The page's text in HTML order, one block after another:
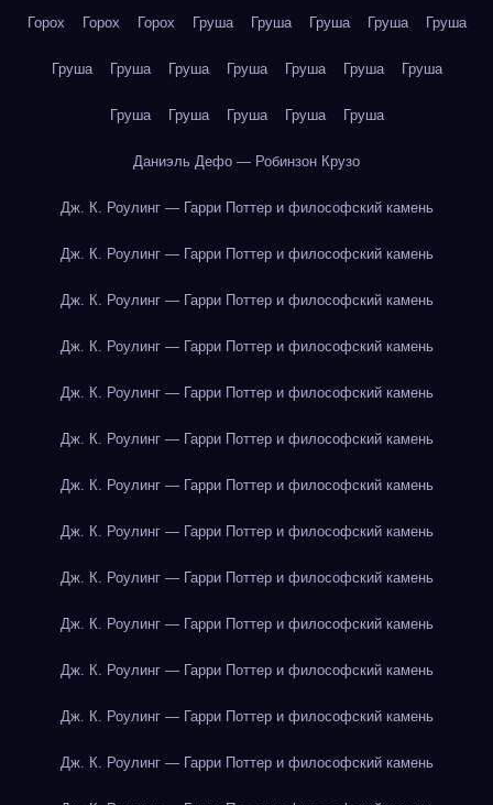
Горох Горох Горох Груша Груша Груша Груша Груша
Груша Груша Груша Груша Груша Груша Груша
Груша Груша Груша Груша Груша
Даниэль Дефо — Робинзон Крузо
Дж. К. Роулинг — Гарри Поттер и философский камень
Дж. К. Роулинг — Гарри Поттер и философский камень
Дж. К. Роулинг — Гарри Поттер и философский камень
Дж. К. Роулинг — Гарри Поттер и философский камень
Дж. К. Роулинг — Гарри Поттер и философский камень
Дж. К. Роулинг — Гарри Поттер и философский камень
Дж. К. Роулинг — Гарри Поттер и философский камень
Дж. К. Роулинг — Гарри Поттер и философский камень
Дж. К. Роулинг — Гарри Поттер и философский камень
Дж. К. Роулинг — Гарри Поттер и философский камень
Дж. К. Роулинг — Гарри Поттер и философский камень
Дж. К. Роулинг — Гарри Поттер и философский камень
Дж. К. Роулинг — Гарри Поттер и философский камень